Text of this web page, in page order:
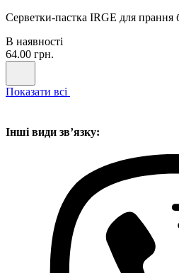
Серветки-пастка IRGE для прання
В наявності
64.00 грн.
Показати всі
Інші види звʼязку: